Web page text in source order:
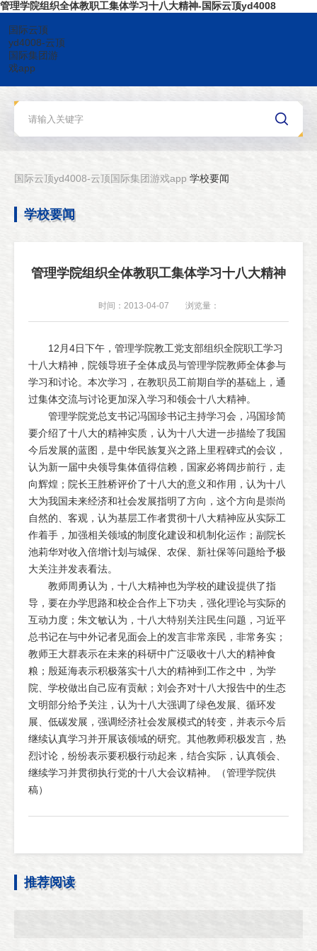
管理学院组织全体教职工集体学习十八大精神-国际云顶yd4008
国际云顶
yd4008-云顶
国际集团游
戏app
国际云顶yd4008-云顶国际集团游戏app 学校要闻
学校要闻
管理学院组织全体教职工集体学习十八大精神
时间：2013-04-07 浏览量：
12月4日下午，管理学院教工党支部组织全院职工学习
十八大精神，院领导班子全体成员与管理学院教师全体参与
学习和讨论。本次学习，在教职员工前期自学的基础上，通
过集体交流与讨论更加深入学习和领会十八大精神。
管理学院党总支书记冯国珍书记主持学习会，冯国珍简
要介绍了十八大的精神实质，认为十八大进一步描绘了我国
今后发展的蓝图，是中华民族复兴之路上里程碑式的会议，
认为新一届中央领导集体值得信赖，国家必将阔步前行，走
向辉煌；院长王胜桥评价了十八大的意义和作用，认为十八
大为我国未来经济和社会发展指明了方向，这个方向是崇尚
自然的、客观，认为基层工作者贯彻十八大精神应从实际工
作着手，加强相关领域的制度化建设和机制化运作；副院长
池莉华对收入倍增计划与城保、农保、新社保等问题给予极
大关注并发表看法。
教师周勇认为，十八大精神也为学校的建设提供了指
导，要在办学思路和校企合作上下功夫，强化理论与实际的
互动力度；朱文敏认为，十八大特别关注民生问题，习近平
总书记在与中外记者见面会上的发言非常亲民，非常务实；
教师王大群表示在未来的科研中广泛吸收十八大的精神食
粮；殷延海表示积极落实十八大的精神到工作之中，为学
院、学校做出自己应有贡献；刘会齐对十八大报告中的生态
文明部分给予关注，认为十八大强调了绿色发展、循环发
展、低碳发展，强调经济社会发展模式的转变，并表示今后
继续认真学习并开展该领域的研究。其他教师积极发言，热
烈讨论，纷纷表示要积极行动起来，结合实际，认真领会、
继续学习并贯彻执行党的十八大会议精神。（管理学院供
稿）
推荐阅读